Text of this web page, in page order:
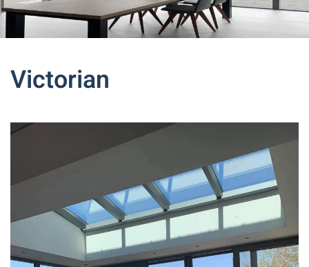
Victorian